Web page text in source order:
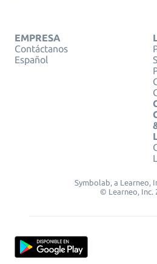
EMPRESA
Contáctanos
Español
Symbolab, a Learneo,
© Learneo, Inc.